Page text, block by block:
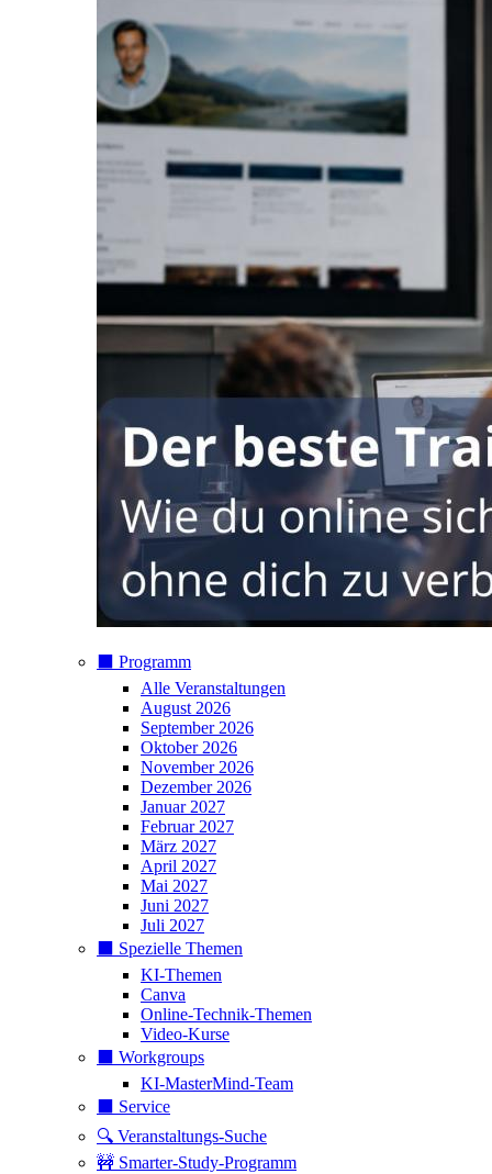
⬛️ Programm
Alle Veranstaltungen
August 2026
September 2026
Oktober 2026
November 2026
Dezember 2026
Januar 2027
Februar 2027
März 2027
April 2027
Mai 2027
Juni 2027
Juli 2027
⬛️ Spezielle Themen
KI-Themen
Canva
Online-Technik-Themen
Video-Kurse
⬛️ Workgroups
KI-MasterMind-Team
⬛️ Service
🔍 Veranstaltungs-Suche
🚧 Smarter-Study-Programm